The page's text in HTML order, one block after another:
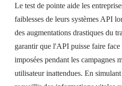
Le test de pointe aide les
faiblesses de leurs systèmes API
des augmentations drastiques du
garantir que l'API puisse faire
imposées pendant les campagnes
utilisateur inattendues. En